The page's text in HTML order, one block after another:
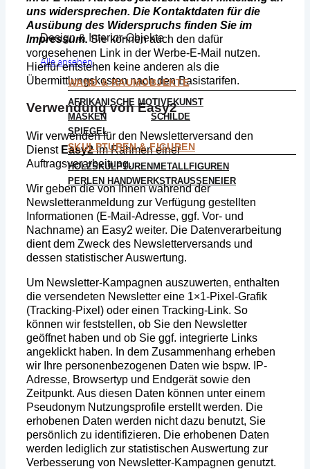
Design & Interior-Objekte
Alle ansehen
WAND & RAUMOBJEKTE
AFRIKANISCHE MOTIVEKUNST
MASKEN
SCHILDE
SPIEGEL
SKULPTUREN & FIGUREN
HOLZSKULPTURENMETALLFIGUREN
PERLEN HANDWERKSTRAUSSENEIER
uns widersprechen. Die Kontaktdaten für die
Ausübung des Widerspruchs finden Sie im
Impressum.Sie können auch den dafür
vorgesehenen Link in der Werbe-E-Mail nutzen.
Hierfür entstehen keine anderen als die
Übermittlungskosten nach den Basistarifen.
Verwendung von Easy2
Wir verwenden für den Newsletterversand den
Dienst Easy2im Rahmen einer
Auftragsverarbeitung.
Wir geben die von Ihnen während der
Newsletteranmeldung zur Verfügung gestellten
Informationen (E-Mail-Adresse, ggf. Vor- und
Nachname) an Easy2 weiter. Die Datenverarbeitung
dient dem Zweck des Newsletterversands und
dessen statistischer Auswertung.
Um Newsletter-Kampagnen auszuwerten, enthalten
die versendeten Newsletter eine 1×1-Pixel-Grafik
(Tracking-Pixel) oder einen Tracking-Link. So
können wir feststellen, ob Sie den Newsletter
geöffnet haben und ob Sie ggf. integrierte Links
angeklickt haben. In dem Zusammenhang erheben
wir Ihre personenbezogenen Daten wie bspw. IP-
Adresse, Browsertyp und Endgerät sowie den
Zeitpunkt. Aus diesen Daten können unter einem
Pseudonym Nutzungsprofile erstellt werden. Die
erhobenen Daten werden nicht dazu benutzt, Sie
persönlich zu identifizieren. Die erhobenen Daten
werden lediglich zur statistischen Auswertung zur
Verbesserung von Newsletter-Kampagnen genutzt.